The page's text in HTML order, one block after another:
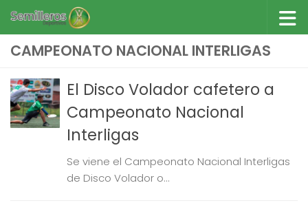
Saltar al contenido
CAMPEONATO NACIONAL INTERLIGAS
El Disco Volador cafetero a
Campeonato Nacional
Interligas
Se viene el Campeonato Nacional Interligas
de Disco Volador o...